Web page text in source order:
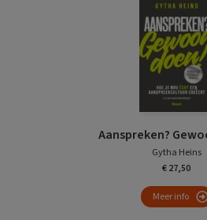
Aanspreken?
Gytha Heins
€ 27,50
Meer info